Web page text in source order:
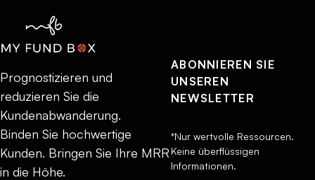
Prognostizieren und
reduzieren Sie die
Kundenabwanderung.
Binden Sie hochwertige
Kunden. Bringen Sie Ihre MRR
in die Höhe.
ABONNIEREN SIE
UNSEREN
NEWSLETTER
*Nur wertvolle Ressourcen.
Keine überflüssigen
Informationen.